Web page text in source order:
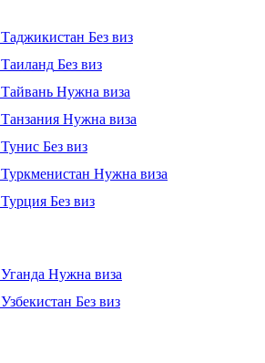
Таджикистан Без виз
Таиланд Без виз
Тайвань Нужна виза
Танзания Нужна виза
Тунис Без виз
Туркменистан Нужна виза
Турция Без виз
Уганда Нужна виза
Узбекистан Без виз